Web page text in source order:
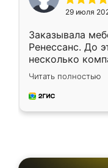
29 июля
Заказывала
Ренессанс. До
несколько
эту. Сначала
приехал
и снял размеры.
мебель сразу
каких-либо
довольна, все
Читать полностью